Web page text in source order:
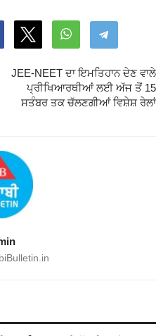
JEE-NEET ਦਾ ਇਮਤਿਹਾਨ ਦੇਣ ਵਾਲੇ
ਪ੍ਰੀਖਿਆਰਥੀਆਂ ਲਈ ਅੱਜ ਤੋਂ 15
ਸਤੰਬਰ ਤਕ ਚੱਲਣਗੀਆਂ ਵਿਸ਼ੇਸ਼ ਰੇਲਾਂ